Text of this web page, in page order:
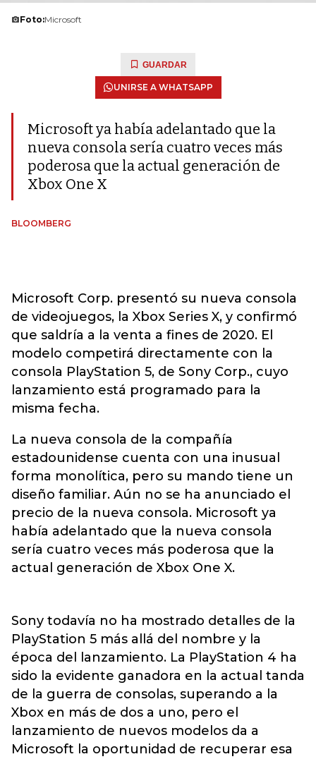
Foto:Microsoft
GUARDAR
UNIRSE A WHATSAPP
Microsoft ya había adelantado que la
nueva consola sería cuatro veces más
poderosa que la actual generación de
Xbox One X
BLOOMBERG
Microsoft Corp. presentó su nueva consola
de videojuegos, la Xbox Series X, y confirmó
que saldría a la venta a fines de 2020. El
modelo competirá directamente con la
consola PlayStation 5, de Sony Corp., cuyo
lanzamiento está programado para la
misma fecha.
La nueva consola de la compañía
estadounidense cuenta con una inusual
forma monolítica, pero su mando tiene un
diseño familiar. Aún no se ha anunciado el
precio de la nueva consola. Microsoft ya
había adelantado que la nueva consola
sería cuatro veces más poderosa que la
actual generación de Xbox One X.
Sony todavía no ha mostrado detalles de la
PlayStation 5 más allá del nombre y la
época del lanzamiento. La PlayStation 4 ha
sido la evidente ganadora en la actual tanda
de la guerra de consolas, superando a la
Xbox en más de dos a uno, pero el
lanzamiento de nuevos modelos da a
Microsoft la oportunidad de recuperar esa